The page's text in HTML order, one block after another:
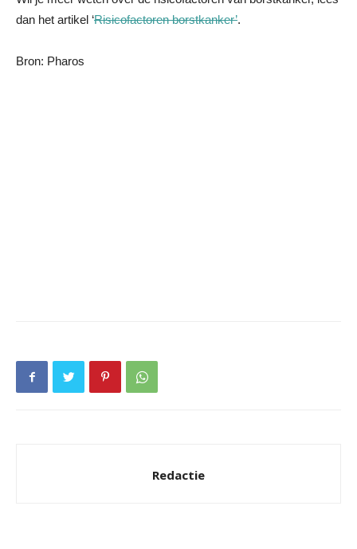
dan het artikel ‘Risicofactoren borstkanker’.
Bron: Pharos
Redactie